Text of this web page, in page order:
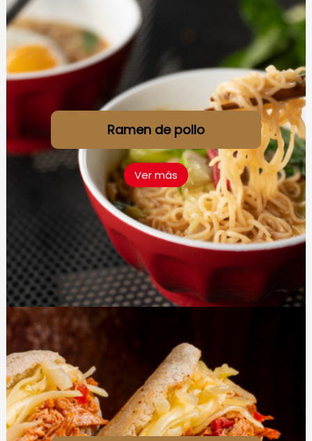
Ramen de pollo
Ver más